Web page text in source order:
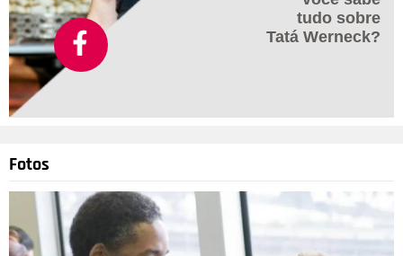
tudo sobre
Tatá Werneck?
Fotos